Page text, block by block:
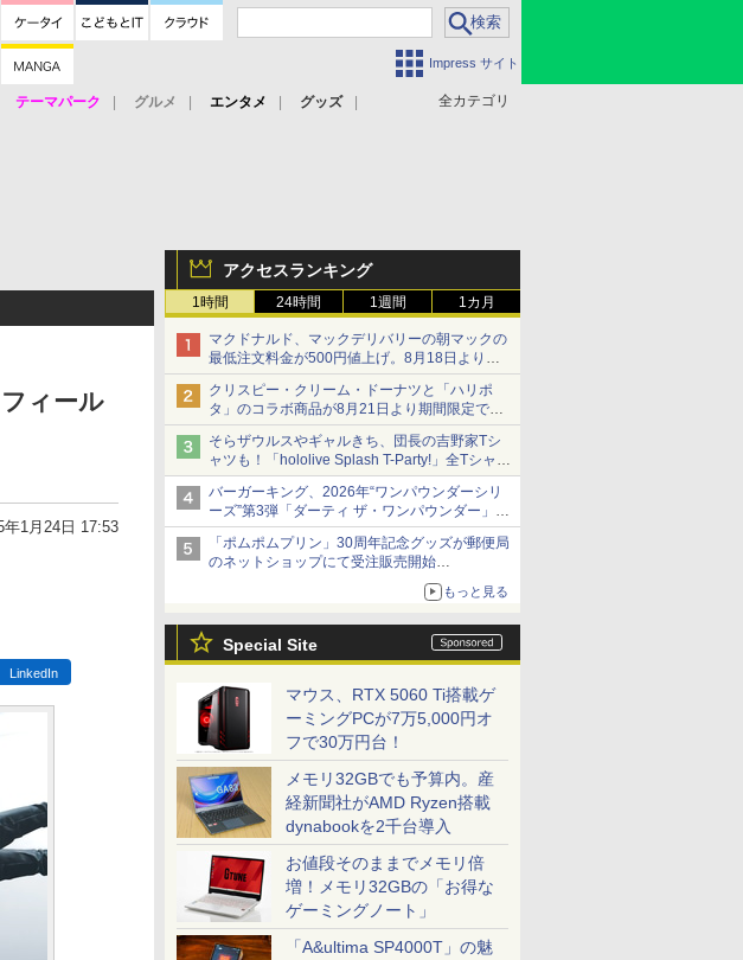
Impress サイト
全カテゴリ
テーマパーク グルメ エンタメ
グッズ
アクセスランキング
1時間 24時間 1週間 1カ月
マクドナルド、マックデリバリーの朝マックの
最低注文料金が500円値上げ。8月18日より
1,500円から受付
クリスピー・クリーム・ドーナツと「ハリポ
タ」のコラボ商品が8月21日より期間限定で発
売
組分け帽子ドーナツなど見た目も楽しい商品が
登場
そらザウルスやギャルきち、団長の吉野家Tシ
ャツも！「hololive Splash T-Party!」全Tシャツ
ラインナップ公開＆オンライン販売開始
バーガーキング、2026年“ワンパウンダーシリ
ーズ”第3弾「ダーティ ザ・ワンパウンダー」を
8月7日発売
「特製ガーリックマヨソース」を使用した超大
型チーズバーガー
「ポムポムプリン」30周年記念グッズが郵便局
のネットショップにて受注販売開始
「おもちもちもちクッション」など今年だけの
もっと見る
Special Site
マウス、RTX 5060 Ti搭載ゲ
ーミングPCが7万5,000円オ
フで30万円台！
メモリ32GBでも予算内。産
経新聞社がAMD Ryzen搭載
dynabookを2千台導入
お値段そのままでメモリ倍
増！メモリ32GBの「お得な
ゲーミングノート」
「A&ultima SP4000T」の魅
ィール
年1月24日 17:53
LinkedIn